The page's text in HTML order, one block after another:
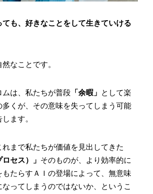
ても、好きなことをして生きていける
なことです。
ムは、私たちが普段 「余暇」 として楽
多くが、その意味を失ってしまう可能
ます。
まで私たちが価値を見出してきた
セス）」 そのものが、より効率的に
もたらすＡＩの登場によって、無意味
ってしまうのではないか、というこ